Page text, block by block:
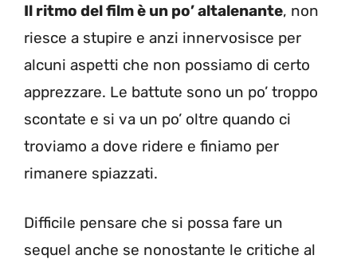
Il ritmo del film è un po’ altalenante, non
riesce a stupire e anzi innervosisce per
alcuni aspetti che non possiamo di certo
apprezzare. Le battute sono un po’ troppo
scontate e si va un po’ oltre quando ci
troviamo a dove ridere e finiamo per
rimanere spiazzati.
Difficile pensare che si possa fare un
sequel anche se nonostante le critiche al